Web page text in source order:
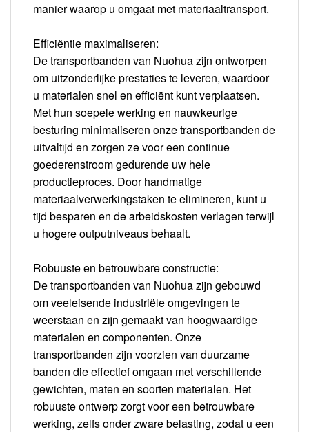
manier waarop u omgaat met materiaaltransport.
Efficiëntie maximaliseren:
De transportbanden van Nuohua zijn ontworpen
om uitzonderlijke prestaties te leveren, waardoor
u materialen snel en efficiënt kunt verplaatsen.
Met hun soepele werking en nauwkeurige
besturing minimaliseren onze transportbanden de
uitvaltijd en zorgen ze voor een continue
goederenstroom gedurende uw hele
productieproces. Door handmatige
materiaalverwerkingstaken te elimineren, kunt u
tijd besparen en de arbeidskosten verlagen terwijl
u hogere outputniveaus behaalt.
Robuuste en betrouwbare constructie:
De transportbanden van Nuohua zijn gebouwd
om veeleisende industriële omgevingen te
weerstaan en zijn gemaakt van hoogwaardige
materialen en componenten. Onze
transportbanden zijn voorzien van duurzame
banden die effectief omgaan met verschillende
gewichten, maten en soorten materialen. Het
robuuste ontwerp zorgt voor een betrouwbare
werking, zelfs onder zware belasting, zodat u een